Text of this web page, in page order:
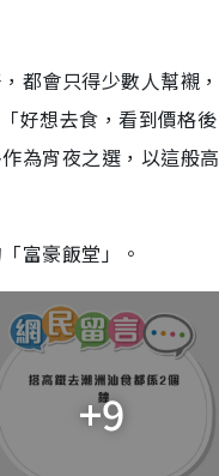
都會只得少數人幫襯，
好想去食，看到價格後
為宵夜之選，以這般高
富豪飯堂」。
+9